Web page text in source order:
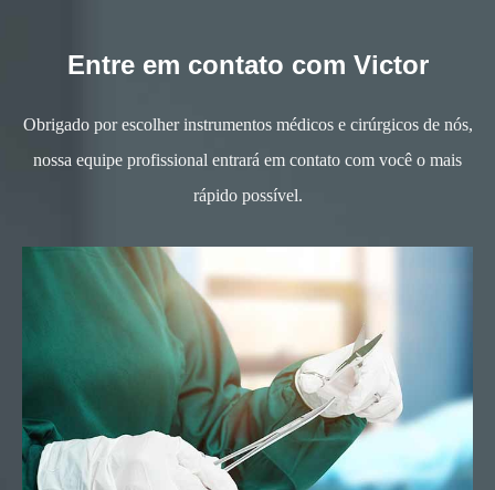
Entre em contato com Victor
Obrigado por escolher instrumentos médicos e cirúrgicos de nós,
nossa equipe profissional entrará em contato com você o mais
rápido possível.